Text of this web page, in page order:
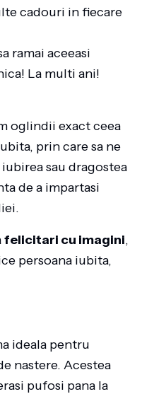
cadouri in fiecare
ramai aceeasi
La multi ani!
oglindii exact ceea
prin care sa ne
sau dragostea
de a impartasi
felicitari cu imagini,
persoana iubita,
ideala pentru
nastere. Acestea
pufosi pana la